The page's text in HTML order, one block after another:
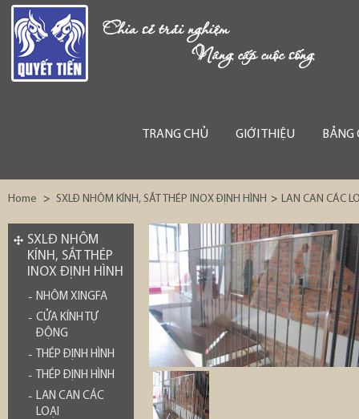
Chia sẻ trải nghiệm
Nâng cấp cuộc sống
TRANG CHỦ GIỚI THIỆU BẢNG
Home > SXLĐ NHÔM KÍNH, SẮT THÉP INOX ĐỊNH HÌNH > LAN CAN CÁC
SXLĐ NHÔM
KÍNH, SẮT THÉP
INOX ĐỊNH HÌNH
NHÔM XINGFA
CỬA KÍNH TỰ
ĐỘNG
THÉP ĐỊNH HÌNH
THÉP ĐỊNH HÌNH
LAN CAN CÁC
LOẠI